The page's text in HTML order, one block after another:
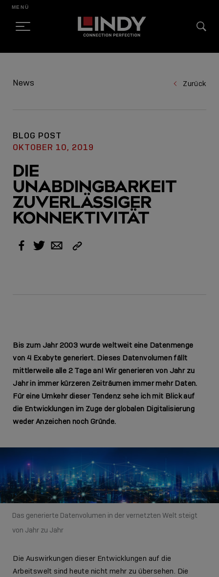
CONTENT
MENÜ
News Zurück
BLOG POST
OKTOBER 10, 2019
DIE
UNABDINGBARKEIT
ZUVERLÄSSIGER
KONNEKTIVITÄT
Facebook
TwitterEmail Link
Bis zum Jahr 2003 wurde weltweit eine Datenmenge
von 4 Exabyte generiert. Dieses Datenvolumen fällt
mittlerweile alle 2 Tage an! Wir generieren von Jahr zu
Jahr in immer kürzeren Zeiträumen immer mehr Daten.
Für eine Umkehr dieser Tendenz sehe ich mit Blick auf
die Entwicklungen im Zuge der globalen Digitalisierung
weder Anzeichen noch Gründe.
Das generierte Datenvolumen in der vernetzten Welt steigt
von Jahr zu Jahr
Die Auswirkungen dieser Entwicklungen auf die
Arbeitswelt sind heute nicht mehr zu übersehen. Die